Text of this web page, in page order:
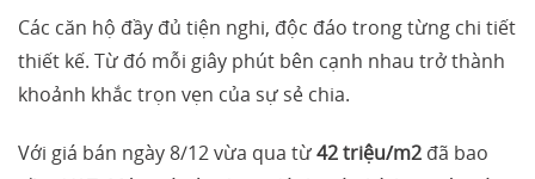
Các căn hộ đầy đủ tiện nghi, độc đáo trong từng chi tiết
thiết kế. Từ đó mỗi giây phút bên cạnh nhau trở thành
khoảnh khắc trọn vẹn của sự sẻ chia.
Với giá bán ngày 8/12 vừa qua từ42 triệu/m2 đã bao